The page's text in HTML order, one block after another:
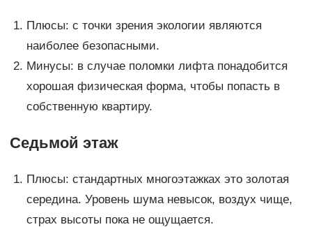
Плюсы: с точки зрения экологии являются
наиболее безопасными.
Минусы: в случае поломки лифта понадобится
хорошая физическая форма, чтобы попасть в
собственную квартиру.
Седьмой этаж
Плюсы: стандартных многоэтажках это золотая
середина. Уровень шума невысок, воздух чище,
страх высоты пока не ощущается.